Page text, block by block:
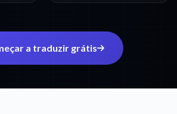
a traduzir grátis